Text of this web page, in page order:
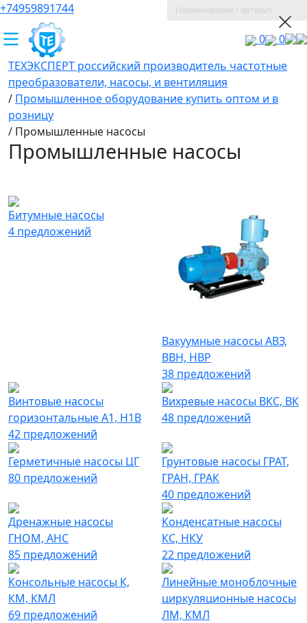
+74959891744
0
0
ТЕХЭКСПЕРТ российский производитель частотные
преобразователи, насосы, и вентиляция
/ Промышленное оборудование купить оптом и в
розницу
/ Промышленные насосы
Промышленные насосы
Битумные насосы
4 предложений
Вакуумные насосы АВЗ,
ВВН, НВР
38 предложений
Винтовые насосы
горизонтальные А1, Н1В
42 предложений
Вихревые насосы ВКС, ВК
48 предложений
Герметичные насосы ЦГ
80 предложений
Грунтовые насосы ГРАТ,
ГРАН, ГРАК
40 предложений
Дренажные насосы
ГНОМ, АНС
85 предложений
Конденсатные насосы
КС, НКУ
22 предложений
Консольные насосы К,
КМ, КМЛ
69 предложений
Линейные моноблочные
циркуляционные насосы
ЛМ, КМЛ